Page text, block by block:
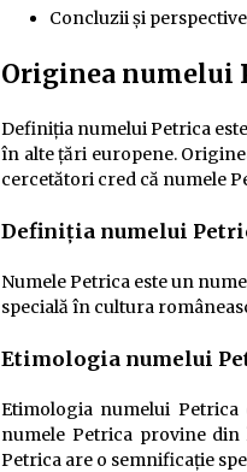
Concluzii și perspective
Originea numelui
Definiția numelui Petrica
în alte țări europene.
cercetători cred că numele
Definiția numelui
Numele Petrica este un
specială în cultura
Etimologia numelui
Etimologia numelui
numele Petrica provine
Petrica are o semnificație